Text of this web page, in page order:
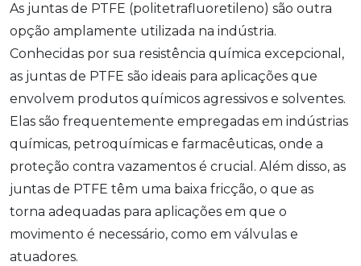
As juntas de PTFE (politetrafluoretileno) são outra
opção amplamente utilizada na indústria.
Conhecidas por sua resistência química excepcional,
as juntas de PTFE são ideais para aplicações que
envolvem produtos químicos agressivos e solventes.
Elas são frequentemente empregadas em indústrias
químicas, petroquímicas e farmacêuticas, onde a
proteção contra vazamentos é crucial. Além disso, as
juntas de PTFE têm uma baixa fricção, o que as
torna adequadas para aplicações em que o
movimento é necessário, como em válvulas e
atuadores.